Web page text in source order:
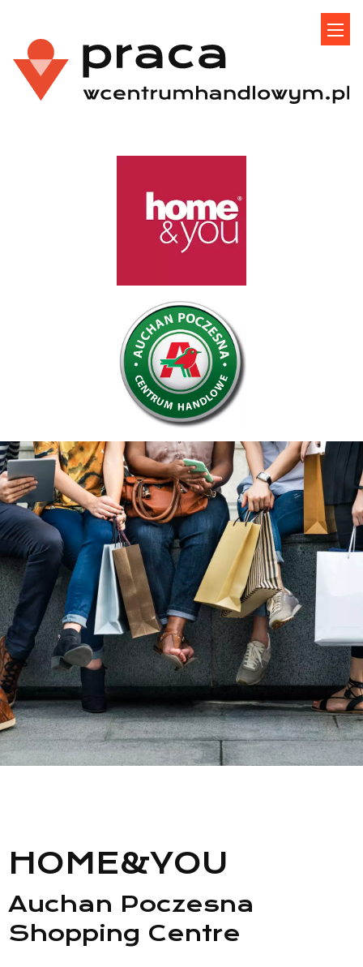
Lista sklepów
Informacje
HOME&YOU
Auchan Poczesna
Shopping Centre